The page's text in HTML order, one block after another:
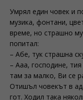
Умрял един човек и
музика, фонтани,
време, но страшно
попитал:
– Абе, тук страшна
– Ааа, господине,
там за малко, Ви се
Отишъл човекът в
гот. Ходил така